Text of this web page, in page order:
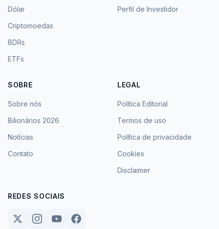
Dólar
Criptomoedas
BDRs
ETFs
Perfil de Investidor
SOBRE
Sobre nós
Bilionários 2026
Notícias
Contato
LEGAL
Política Editorial
Termos de uso
Política de privacidade
Cookies
Disclaimer
REDES SOCIAIS